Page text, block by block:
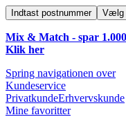
Indtast postnummer Vælg
Mix & Match - spar
Klik her
Spring navigationen over
Kundeservice
PrivatkundeErhvervskunde
Mine favoritter